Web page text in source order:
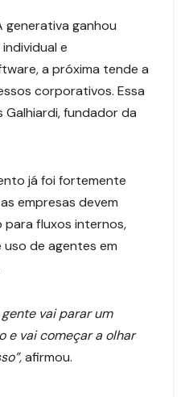
generativa ganhou
e
a próxima tende a
corporativos. Essa
Galhiardi, fundador da
já foi fortemente
empresas devem
para fluxos internos,
de agentes em
vai parar um
e vai começar a olhar
afirmou.